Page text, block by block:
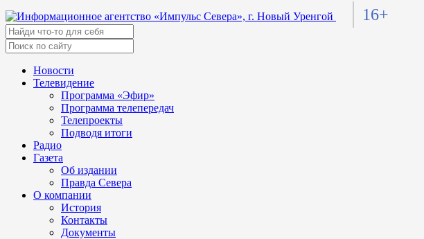
16+
Новости
Телевидение
Программа «Эфир»
Программа телепередач
Телепроекты
Подводя итоги
Радио
Газета
Об издании
Правда Севера
О компании
История
Контакты
Документы